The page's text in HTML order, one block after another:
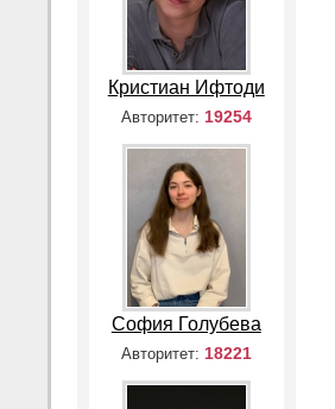
Кристиан Ифтоди
Авторитет: 19254
София Голубева
Авторитет: 18221